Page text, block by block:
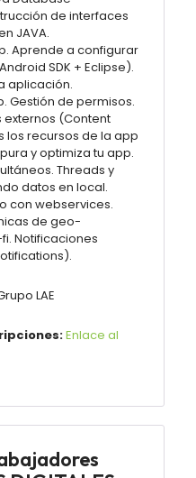
de interfaces
JAVA.
Aprende a configurar
SDK + Eclipse).
aplicación.
Gestión de permisos.
(Content
los recursos de la app
y optimiza tu app.
Threads y
datos en local.
con webservices.
de geo-
Notificaciones
LAE
Enlace al